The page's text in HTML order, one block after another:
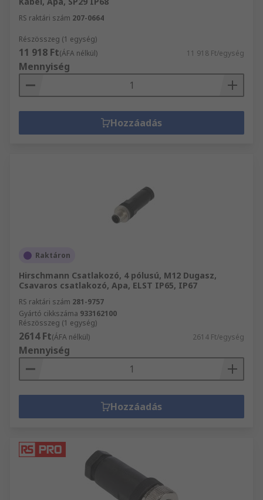
RS raktári szám 207-0664
Részösszeg (1 egység)
11 918 Ft(ÁFA nélkül) 11 918 Ft/egység
Mennyiség
Hozzáadás
Raktáron
Hirschmann Csatlakozó, 4 pólusú, M12 Dugasz,
Csavaros csatlakozó, Apa, ELST IP65, IP67
RS raktári szám 281-9757
Gyártó cikkszáma 933162100
Részösszeg (1 egység)
2614 Ft(ÁFA nélkül) 2614 Ft/egység
Mennyiség
Hozzáadás